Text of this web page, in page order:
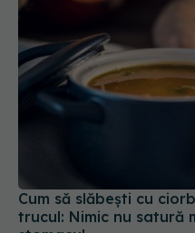
Cum să slăbești cu
trucul: Nimic nu satură